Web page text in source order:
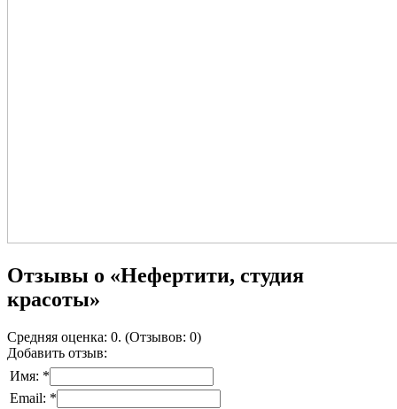
Отзывы о «Нефертити, студия
красоты»
Средняя оценка: 0. (Отзывов: 0)
Добавить отзыв:
Имя: *
Email: *